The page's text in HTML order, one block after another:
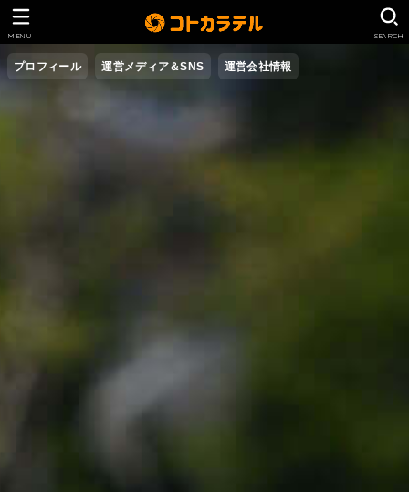
プロフィール 運営メディア＆SNS 運営会社情報
SEARCH
MENU